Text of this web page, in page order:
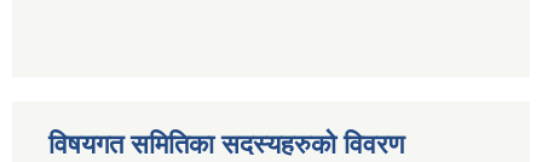
विषयगत समितिका सदस्यहरुको विवरण